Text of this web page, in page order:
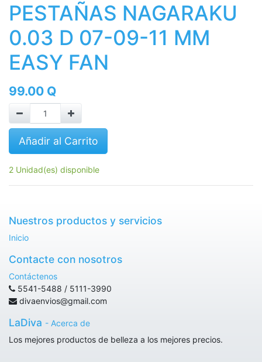
PESTAÑAS NAGARAKU
0.03 D 07-09-11 MM
EASY FAN
99.00 Q
Añadir al Carrito
2 Unidad(es) disponible
Nuestros productos y servicios
Inicio
Contacte con nosotros
Contáctenos
5541-5488 / 5111-3990
divaenvios@gmail.com
LaDiva - Acerca de
Los mejores productos de belleza a los mejores precios.